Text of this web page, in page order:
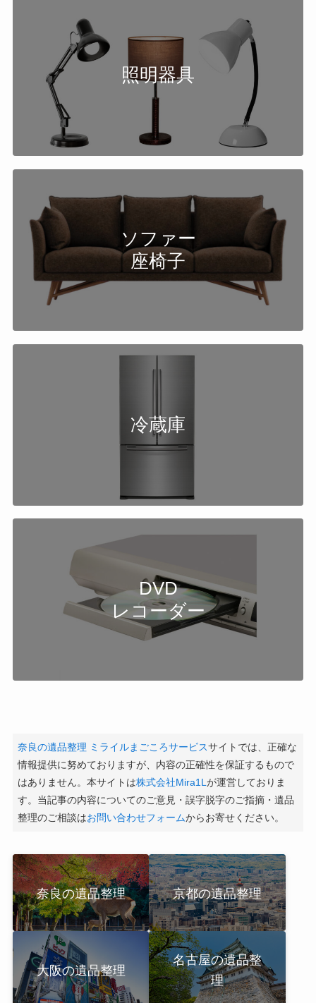
照明器具
ソファー
座椅子
冷蔵庫
DVD
レコーダー
奈良の遺品整理 ミライルまごころサービスサイトでは、正確な
情報提供に努めておりますが、内容の正確性を保証するもので
はありません。本サイトは株式会社Mira1L が運営しておりま
す。当記事の内容についてのご意見・誤字脱字のご指摘・遺品
整理のご相談はお問い合わせフォームからお寄せください。
奈良の遺品整理
大阪の遺品整理
京都の遺品整理
名古屋の遺品整
理